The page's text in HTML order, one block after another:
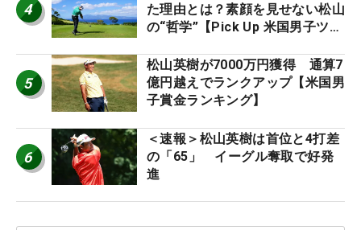
4
た理由とは？素顔を見せない松山
の“哲学”【Pick Up 米国男子ツア
5
松山英樹が7000万円獲得 通算7
億円越えでランクアップ【米国男
子賞金ランキング】
6
＜速報＞松山英樹は首位と4打差
の「65」 イーグル奪取で好発
進